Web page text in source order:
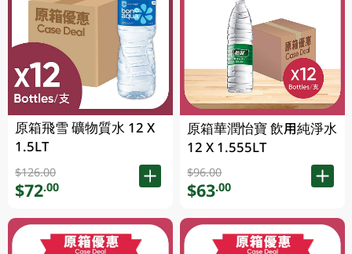
原箱飛雪 礦物質水 12 X
1.5LT
$126.00
$72.00
原箱華潤怡寶 飲用純淨水
12 X 1.555LT
$96.00
$63.00